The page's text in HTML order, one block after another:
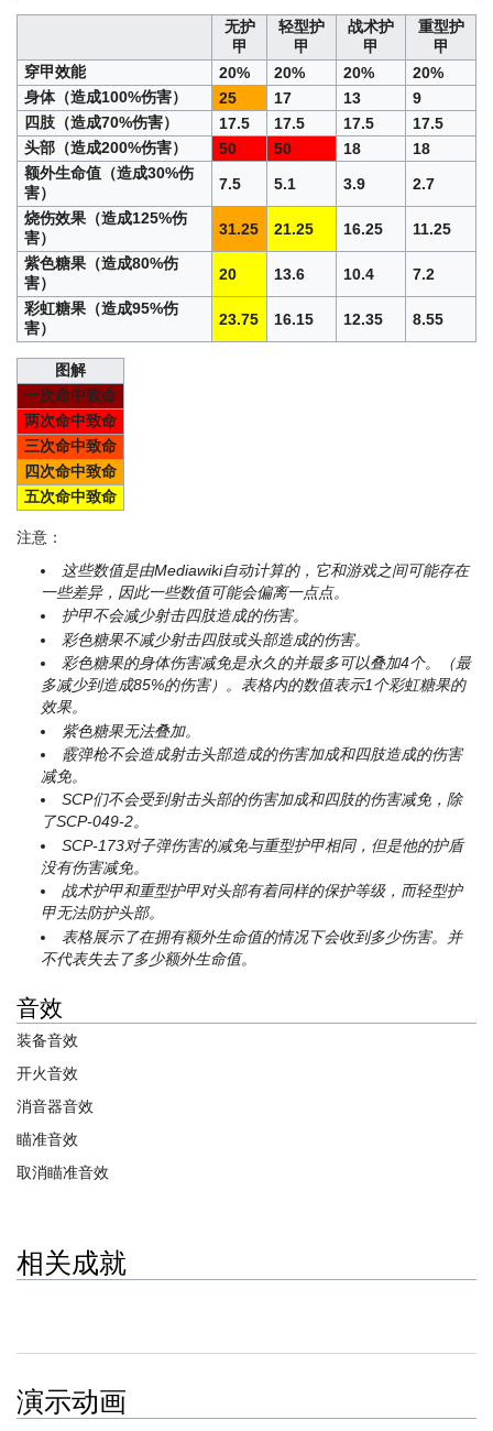
无护
甲
轻型护
甲
战术护
甲
重型护
甲
穿甲效能
20% 20% 20%
20%
身体（造成100%伤害）
25 17 13
9
四肢（造成70%伤害）
17.5 17.5 17.5
17.5
头部（造成200%伤害）
50 50 18
18
额外生命值（造成30%伤
害）
7.5 5.1 3.9
2.7
烧伤效果（造成125%伤
害）
31.25 21.25 16.25
11.25
紫色糖果（造成80%伤
害）
20 13.6 10.4
7.2
彩虹糖果（造成95%伤
害）
23.75 16.15 12.35 8.55
图解
一次命中致命
两次命中致命
三次命中致命
四次命中致命
五次命中致命
注意：
这些数值是由Mediawiki自动计算的，它和游戏之间可能存在
一些差异，因此一些数值可能会偏离一点点。
护甲不会减少射击四肢造成的伤害。
彩色糖果不减少射击四肢或头部造成的伤害。
彩色糖果的身体伤害减免是永久的并最多可以叠加4个。（最
多减少到造成85%的伤害）。表格内的数值表示1个彩虹糖果的
效果。
紫色糖果无法叠加。
霰弹枪不会造成射击头部造成的伤害加成和四肢造成的伤害
减免。
SCP们不会受到射击头部的伤害加成和四肢的伤害减免，除
了SCP-049-2。
SCP-173对子弹伤害的减免与重型护甲相同，但是他的护盾
没有伤害减免。
战术护甲和重型护甲对头部有着同样的保护等级，而轻型护
甲无法防护头部。
表格展示了在拥有额外生命值的情况下会收到多少伤害。并
不代表失去了多少额外生命值。
音效
装备音效
开火音效
消音器音效
瞄准音效
取消瞄准音效
相关成就
演示动画